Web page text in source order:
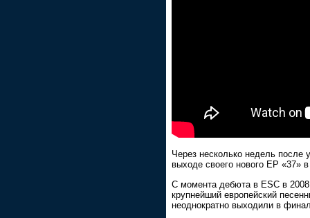
Через несколько недель после
выходе своего нового EP «37»
С момента дебюта в ESC в
крупнейший европейский
неоднократно выходили в